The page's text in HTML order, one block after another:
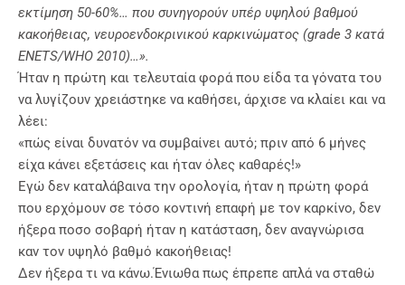
εκτίμηση 50-60%… που συνηγορούν υπέρ υψηλού βαθμού
κακοήθειας, νευροενδοκρινικού καρκινώματος (grade 3 κατά
ENETS/WHO 2010)…».
Ήταν η πρώτη και τελευταία φορά που είδα τα γόνατα του
να λυγίζουν χρειάστηκε να καθήσει, άρχισε να κλαίει και να
λέει:
«πώς είναι δυνατόν να συμβαίνει αυτό; πριν από 6 μήνες
είχα κάνει εξετάσεις και ήταν όλες καθαρές!»
Εγώ δεν καταλάβαινα την ορολογία, ήταν η πρώτη φορά
που ερχόμουν σε τόσο κοντινή επαφή με τον καρκίνο, δεν
ήξερα ποσο σοβαρή ήταν η κατάσταση, δεν αναγνώρισα
καν τον υψηλό βαθμό κακοήθειας!
Δεν ήξερα τι να κάνω.Ένιωθα πως έπρεπε απλά να σταθώ